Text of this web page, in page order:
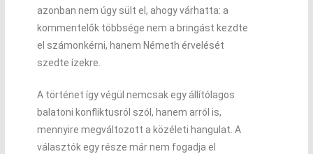
azonban nem úgy sült el, ahogy várhatta: a
kommentelők többsége nem a bringást kezdte
el számonkérni, hanem Németh érvelését
szedte ízekre.
A történet így végül nemcsak egy állítólagos
balatoni konfliktusról szól, hanem arról is,
mennyire megváltozott a közéleti hangulat. A
választók egy része már nem fogadja el